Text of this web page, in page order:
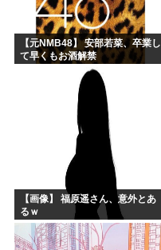
【元NMB48】 安部若菜、卒業し
て早くもお酒解禁
【画像】 福原遥さん、意外とあ
るｗ